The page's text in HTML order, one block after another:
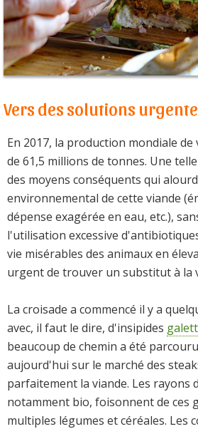
Vers des solutions
En 2017, la production mondiale
de 61,5 millions de tonnes. Une
des moyens conséquents qui
environnemental de cette viande
dépense exagérée en eau, etc.),
l'utilisation excessive
vie misérables des animaux en
urgent de trouver un substitut à la
La croisade a commencé il y a
avec, il faut le dire, d'insipides
beaucoup de chemin a été
aujourd'hui sur le marché des
parfaitement la viande. Les rayons
notamment bio, foisonnent de ces
multiples légumes et céréales. Les